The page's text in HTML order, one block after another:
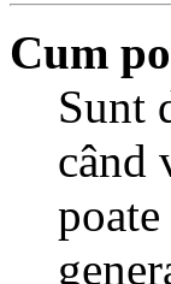
Cum
Sunt
când